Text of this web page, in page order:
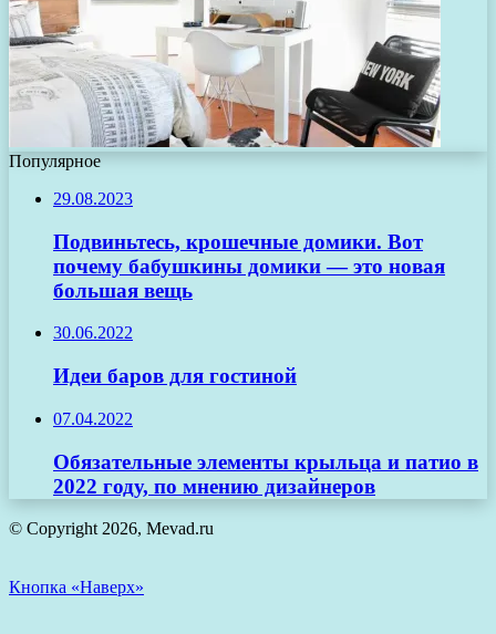
Популярное
29.08.2023
Подвиньтесь, крошечные домики. Вот
почему бабушкины домики — это новая
большая вещь
30.06.2022
Идеи баров для гостиной
07.04.2022
Обязательные элементы крыльца и патио в
2022 году, по мнению дизайнеров
© Copyright 2026, Mevad.ru
Кнопка «Наверх»